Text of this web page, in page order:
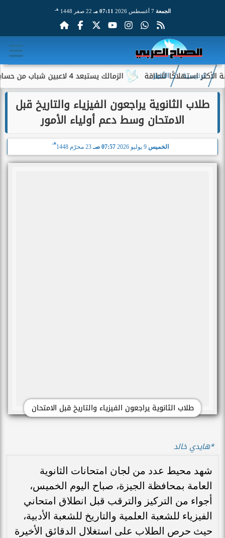
الجمعة 7 أغسطس 2026 07:11 مـ 22 صفر 1448 هـ
الزمالك يستبعد 4 لاعبين شباب من حساباته في الموسم الجديد للطاقة
الرئيسية الأخبار
طلاب الثانوية يراجعون الفيزياء والتاريخ قبل
الامتحان وسط دعم أولياء الأمور
الخميس 07:57 صـ 23 محرّم 1448
هـ
طلاب الثانوية يراجعون الفيزياء والتاريخ قبل الامتحان
*هايدي خالد
شهد محيط عدد من لجان امتحانات الثانوية
العامة بمحافظة الجيزة، صباح اليوم الخميس،
أجواء من التركيز والترقب قبل انطلاق امتحاني
الفيزياء للشعبة العلمية والتاريخ للشعبة الأدبية،
حيث حرص الطلاب على استغلال الدقائق الأخيرة